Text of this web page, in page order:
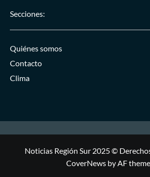
Secciones:
Quiénes somos
Contacto
Clima
Noticias Región Sur 2025 ©
CoverNewsby AF